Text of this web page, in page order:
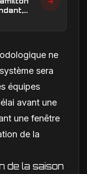
pression
ne
sera
équipes
avant une
une fenêtre
de la
de la saison